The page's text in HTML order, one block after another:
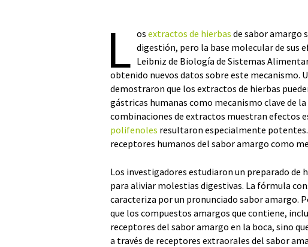
L os extractos de hierbas de sabor amargo
digestión, pero la base molecular de sus
Leibniz de Biología de Sistemas
obtenido nuevos datos sobre este mecanismo.
demostraron que los extractos de hierbas
gástricas humanas como mecanismo clave de
combinaciones de extractos muestran efectos
polifenoles resultaron especialmente
receptores humanos del sabor amargo como
Los investigadores estudiaron un preparado
para aliviar molestias digestivas. La fórmula
caracteriza por un pronunciado sabor amargo.
que los compuestos amargos que contiene,
receptores del sabor amargo en la boca, sino
a través de receptores extraorales del sabor